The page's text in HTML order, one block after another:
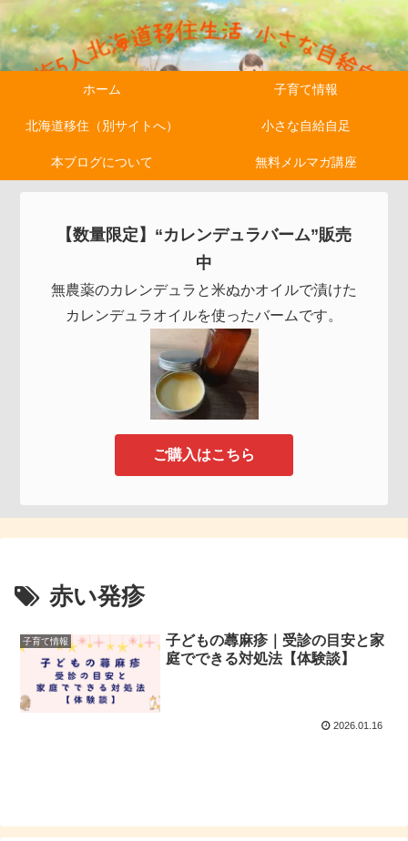
ホーム 子育て情報
北海道移住（別サイトへ） 小さな自給自足
本ブログについて 無料メルマガ講座
【数量限定】“カレンデュラバーム”販売
中
無農薬のカレンデュラと米ぬかオイルで漬けた
カレンデュラオイルを使ったバームです。
ご購入はこちら
赤い発疹
子育て情報
子どもの蕁麻疹｜受診の目安と家
庭でできる対処法【体験談】
2026.01.16